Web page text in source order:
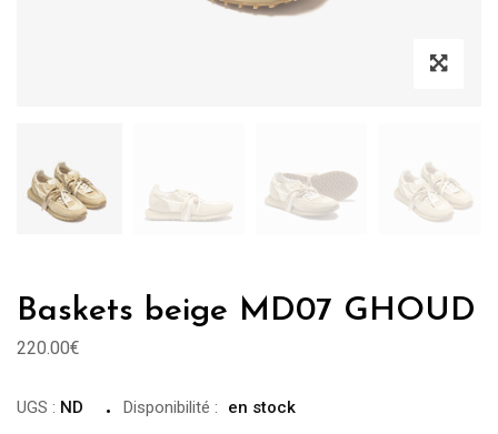
Baskets beige MD07 GHOUD
220.00€
UGS : ND Disponibilité :
en stock